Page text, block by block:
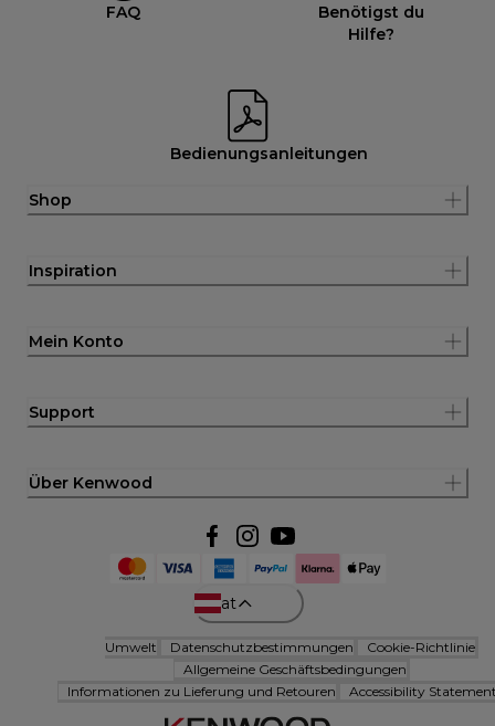
FAQ
Benötigst du
Hilfe?
Bedienungsanleitungen
Shop
Inspiration
Mein Konto
Support
Über Kenwood
at
Umwelt Datenschutzbestimmungen
Cookie-Richtlinie
Allgemeine Geschäftsbedingungen
Informationen zu Lieferung und Retouren
Accessibility